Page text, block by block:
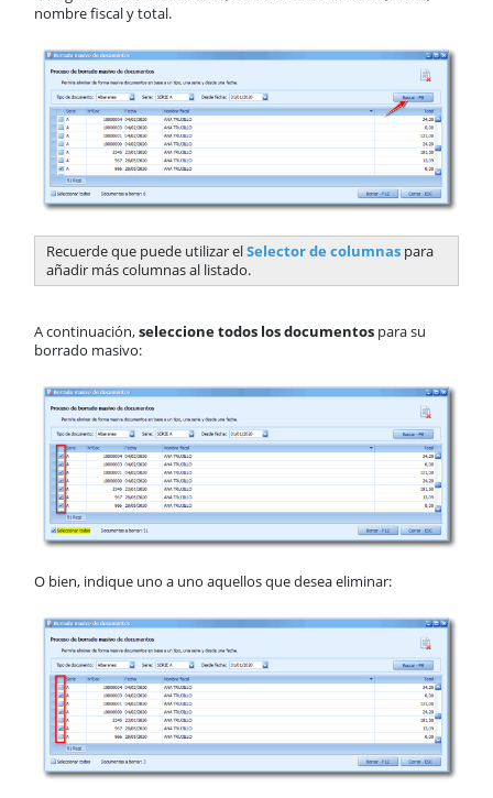
Business Intelligence
Funcionalidades comunes
Tablas
Soporte
nombre fiscal y total.
Recuerde que puede utilizar elSelector de columnas para
añadir más columnas al listado.
A continuación,seleccione todos los documentos para su
borrado masivo:
O bien, indique uno a uno aquellos que desea eliminar: